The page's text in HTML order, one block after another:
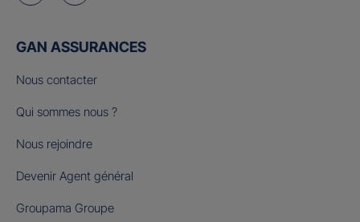
GAN ASSURANCES
Nous contacter
Qui sommes nous ?
Nous rejoindre
Devenir Agent général
Groupama Groupe